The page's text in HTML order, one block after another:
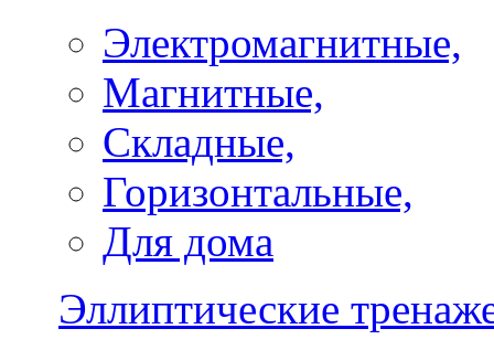
Электромагнитные,
Магнитные,
Складные,
Горизонтальные,
Для дома
Эллиптические